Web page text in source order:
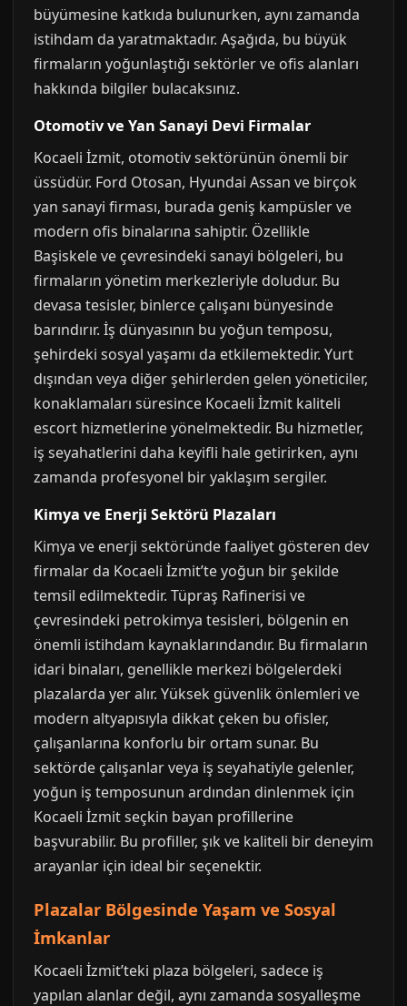
büyümesine katkıda bulunurken, aynı zamanda
istihdam da yaratmaktadır. Aşağıda, bu büyük
firmaların yoğunlaştığı sektörler ve ofis alanları
hakkında bilgiler bulacaksınız.
Otomotiv ve Yan Sanayi Devi Firmalar
Kocaeli İzmit, otomotiv sektörünün önemli bir
üssüdür. Ford Otosan, Hyundai Assan ve birçok
yan sanayi firması, burada geniş kampüsler ve
modern ofis binalarına sahiptir. Özellikle
Başiskele ve çevresindeki sanayi bölgeleri, bu
firmaların yönetim merkezleriyle doludur. Bu
devasa tesisler, binlerce çalışanı bünyesinde
barındırır. İş dünyasının bu yoğun temposu,
şehirdeki sosyal yaşamı da etkilemektedir. Yurt
dışından veya diğer şehirlerden gelen yöneticiler,
konaklamaları süresince Kocaeli İzmit kaliteli
escort hizmetlerine yönelmektedir. Bu hizmetler,
iş seyahatlerini daha keyifli hale getirirken, aynı
zamanda profesyonel bir yaklaşım sergiler.
Kimya ve Enerji Sektörü Plazaları
Kimya ve enerji sektöründe faaliyet gösteren dev
firmalar da Kocaeli İzmit’te yoğun bir şekilde
temsil edilmektedir. Tüpraş Rafinerisi ve
çevresindeki petrokimya tesisleri, bölgenin en
önemli istihdam kaynaklarındandır. Bu firmaların
idari binaları, genellikle merkezi bölgelerdeki
plazalarda yer alır. Yüksek güvenlik önlemleri ve
modern altyapısıyla dikkat çeken bu ofisler,
çalışanlarına konforlu bir ortam sunar. Bu
sektörde çalışanlar veya iş seyahatiyle gelenler,
yoğun iş temposunun ardından dinlenmek için
Kocaeli İzmit seçkin bayan profillerine
başvurabilir. Bu profiller, şık ve kaliteli bir deneyim
arayanlar için ideal bir seçenektir.
Plazalar Bölgesinde Yaşam ve Sosyal
İmkanlar
Kocaeli İzmit’teki plaza bölgeleri, sadece iş
yapılan alanlar değil, aynı zamanda sosyalleşme